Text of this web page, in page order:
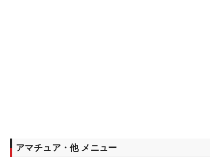
アマチュア・他 メニュー